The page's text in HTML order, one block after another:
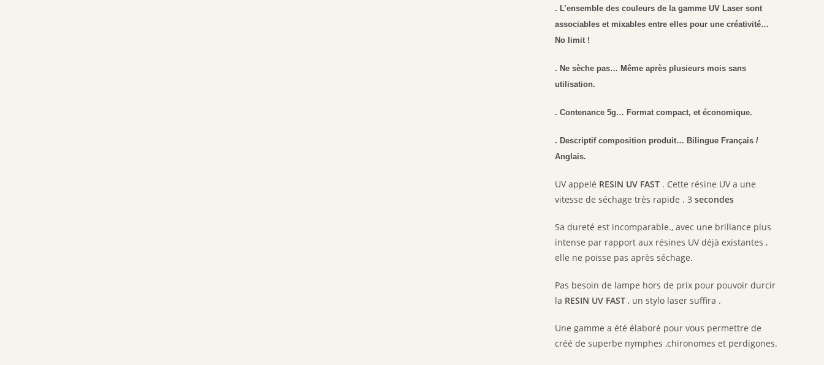
. L’ensemble des couleurs de la gamme UV Laser sont
associables et mixables entre elles pour une créativité…
No limit !
. Ne sèche pas… Même après plusieurs mois sans
utilisation.
. Contenance 5g… Format compact, et économique.
. Descriptif composition produit… Bilingue Français /
Anglais.
UV appelé RESIN UV FAST . Cette résine UV a une
vitesse de séchage très rapide . 3 secondes
Sa dureté est incomparable., avec une brillance plus
intense par rapport aux résines UV déjà existantes ,
elle ne poisse pas après séchage.
Pas besoin de lampe hors de prix pour pouvoir durcir
la RESIN UV FAST, un stylo laser suffira .
Une gamme a été élaboré pour vous permettre de
créé de superbe nymphes ,chironomes et perdigones.